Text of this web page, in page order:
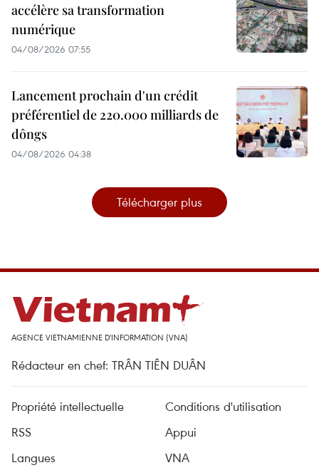
accélère sa transformation
numérique
04/08/2026 07:55
Lancement prochain d'un crédit
préférentiel de 220.000 milliards de
dôngs
04/08/2026 04:38
Télécharger plus
AGENCE VIETNAMIENNE D'INFORMATION (VNA)
Rédacteur en chef: TRÂN TIÊN DUÂN
Propriété intellectuelle
Conditions d'utilisation
RSS
Appui
Langues
VNA